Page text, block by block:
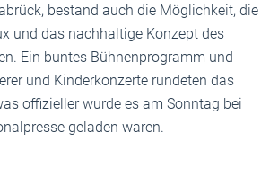
bestand auch die Möglichkeit, die
und das nachhaltige Konzept des
Ein buntes Bühnenprogramm und
und Kinderkonzerte rundeten das
offizieller wurde es am Sonntag bei
geladen waren.